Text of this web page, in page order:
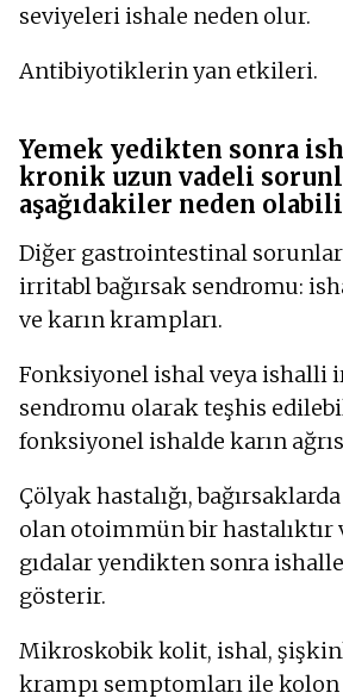
seviyeleri ishale neden olur.
Antibiyotiklerin yan etkileri.
Yemek yedikten sonra
kronik uzun vadeli
aşağıdakiler neden
Diğer gastrointestinal
irritabl bağırsak sendromu:
ve karın krampları.
Fonksiyonel ishal veya ishalli
sendromu olarak teşhis
fonksiyonel ishalde karın
Çölyak hastalığı,
olan otoimmün bir hastalıktır
gıdalar yendikten sonra
gösterir.
Mikroskobik kolit, ishal,
krampı semptomları ile